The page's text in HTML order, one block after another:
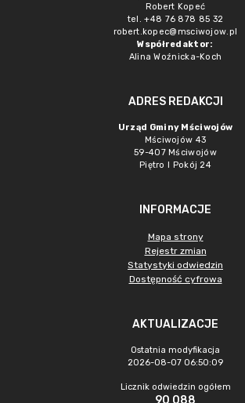
Robert Kopeć
tel. +48 76 878 85 32
robert.kopec@msciwojow.pl
Współredaktor:
Alina Woźnicka-Koch
ADRES REDAKCJI
Urząd Gminy Mściwojów
Mściwojów 43
59-407 Mściwojów
Piętro I Pokój 24
INFORMACJE
Mapa strony
Rejestr zmian
Statystyki odwiedzin
Dostępność cyfrowa
AKTUALIZACJE
Ostatnia modyfikacja
2026-08-07 06:50:09
Licznik odwiedzin ogółem
90 088